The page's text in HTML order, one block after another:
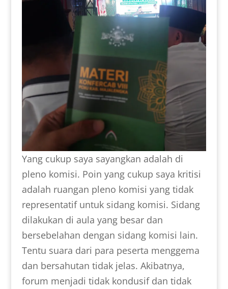
Yang cukup saya sayangkan adalah di
pleno komisi. Poin yang cukup saya kritisi
adalah ruangan pleno komisi yang tidak
representatif untuk sidang komisi. Sidang
dilakukan di aula yang besar dan
bersebelahan dengan sidang komisi lain.
Tentu suara dari para peserta menggema
dan bersahutan tidak jelas. Akibatnya,
forum menjadi tidak kondusif dan tidak